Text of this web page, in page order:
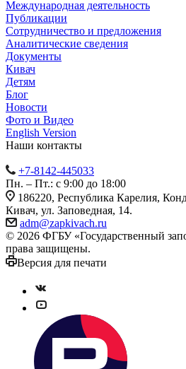
Международная деятельность
Публикации
Сотрудничество и предложения
Аналитические сведения
Документы
Кивач
Детям
Блог
Новости
Фото и Видео
English Version
Наши контакты
+7-8142-445033
Пн. – Пт.: с 9:00 до 18:00
186220, Республика Карелия,
Кивач, ул. Заповедная, 14.
adm@zapkivach.ru
© 2026 ФГБУ «Государственный
права защищены.
Версия для печати